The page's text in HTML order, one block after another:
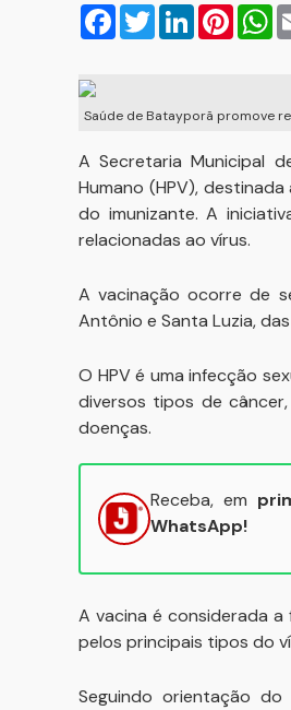
Facebook
TwitterLinkedIn
Saúde de Batayporã promove
A Secretaria Municipal
Humano (HPV),
do imunizante. A
relacionadas ao vírus.
A vacinação ocorre de
Antônio e Santa Luzia,
O HPV é uma infecção
diversos tipos de
doenças.
Receba, em
WhatsApp!
A vacina é considerada
pelos principais tipos do
Seguindo orientação